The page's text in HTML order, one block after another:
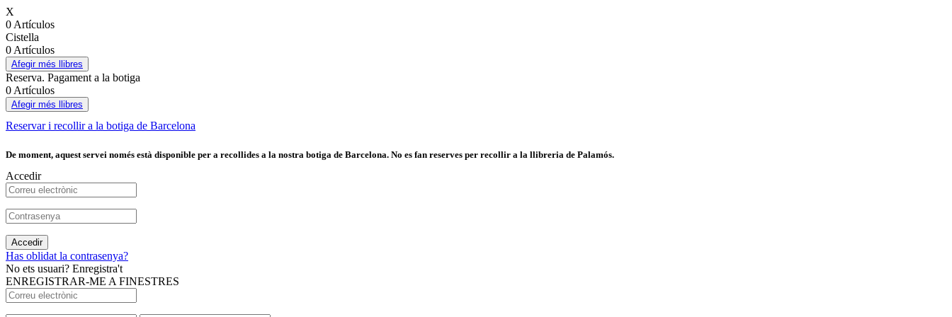
X
0 Artículos
Cistella
0 Artículos
Afegir més llibres
Reserva. Pagament a la botiga
0 Artículos
Afegir més llibres
Reservar i recollir a la botiga de Barcelona
De moment, aquest servei només està disponible per a recollides a la nostra botiga de Barcelona. No es fan reserves per recollir a la llibreria de Palamós.
Accedir
Accedir
Has oblidat la contrasenya?
No ets usuari? Enregistra't
ENREGISTRAR-ME A FINESTRES